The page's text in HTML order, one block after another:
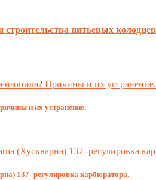
строительства питьевых колодцев
и их устранение.
137 -регулировка карбюратора.